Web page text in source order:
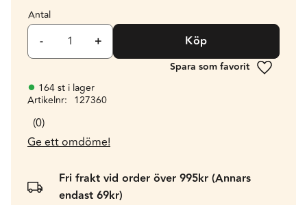
Antal
+
- Köp
Lägg till
164 st i lager
Artikelnr
127360
0
Ge ett omdöme!
Fri frakt vid order över 995kr (Annars
endast 69kr)